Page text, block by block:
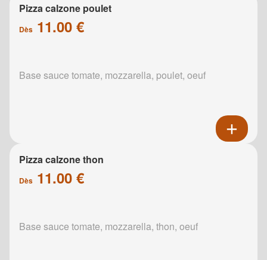
Pizza calzone poulet
Dès 11.00 €
Base sauce tomate, mozzarella, poulet, oeuf
Pizza calzone thon
Dès 11.00 €
Base sauce tomate, mozzarella, thon, oeuf